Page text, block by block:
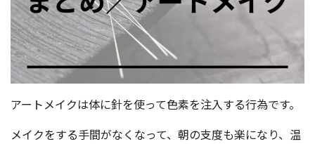
アートメイクは体に針を使って色素を注入する行為です。
メイクをする手間がなくなって、朝の支度も楽になり、温